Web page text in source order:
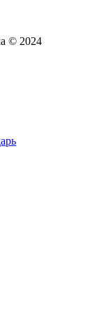
© 2024